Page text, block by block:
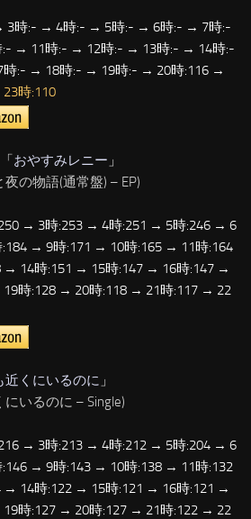
時:- → 4時:- → 5時:- → 6時:- → 7時:-
→ 11時:- → 12時:- → 13時:- → 14時:-
:- → 18時:- → 19時:- → 20時:116 →
23時:110
おやすみレニー 」
の物語(通常盤) – EP)
→ 3時:253 → 4時:251 → 5時:246 → 6
→ 9時:171 → 10時:165 → 11時:164
→ 14時:151 → 15時:147 → 16時:147 →
時:128 → 20時:118 → 21時:117 → 22
近くにいるのに 」
いるのに – Single)
→ 3時:213 → 4時:212 → 5時:204 → 6
→ 9時:143 → 10時:138 → 11時:132
→ 14時:122 → 15時:121 → 16時:121 →
時:127 → 20時:127 → 21時:122 → 22